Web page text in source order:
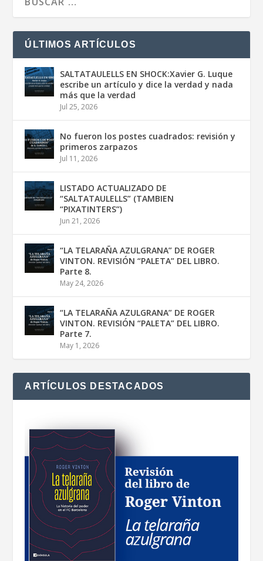
ÚLTIMOS ARTÍCULOS
SALTATAULELLS EN SHOCK:Xavier G. Luque
escribe un artículo y dice la verdad y nada
más que la verdad
Jul 25, 2026
No fueron los postes cuadrados: revisión y
primeros zarpazos
Jul 11, 2026
LISTADO ACTUALIZADO DE
“SALTATAULELLS” (TAMBIEN
“PIXATINTERS”)
Jun 21, 2026
“LA TELARAÑA AZULGRANA” DE ROGER
VINTON. REVISIÓN “PALETA” DEL LIBRO.
Parte 8.
May 24, 2026
“LA TELARAÑA AZULGRANA” DE ROGER
VINTON. REVISIÓN “PALETA” DEL LIBRO.
Parte 7.
May 1, 2026
ARTÍCULOS DESTACADOS